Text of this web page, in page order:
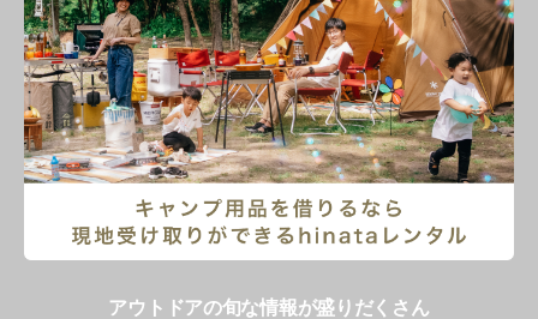
アウトドアの旬な情報が盛りだくさん